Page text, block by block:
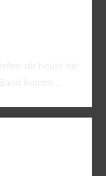
dir heute die
kommt...